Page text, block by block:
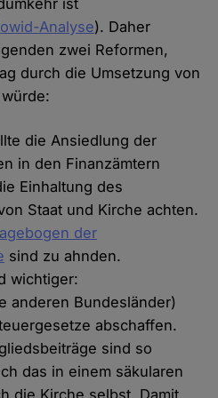
Analyse). Daher
zwei Reformen,
durch die Umsetzung von
die Ansiedlung der
in den Finanzämtern
Einhaltung des
Staat und Kirche achten.
der
sind zu ahnden.
wichtiger:
anderen Bundesländer)
abschaffen.
sind so
das in einem säkularen
die Kirche selbst. Damit